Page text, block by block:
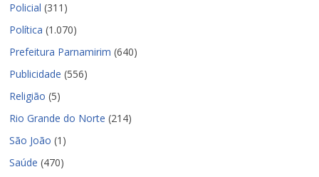
Policial (311)
Política (1.070)
Prefeitura Parnamirim (640)
Publicidade (556)
Religião (5)
Rio Grande do Norte (214)
São João (1)
Saúde (470)